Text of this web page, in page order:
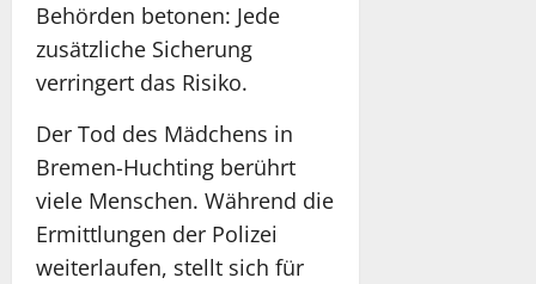
Behörden betonen: Jede
zusätzliche Sicherung
verringert das Risiko.
Der Tod des Mädchens in
Bremen-Huchting berührt
viele Menschen. Während die
Ermittlungen der Polizei
weiterlaufen, stellt sich für